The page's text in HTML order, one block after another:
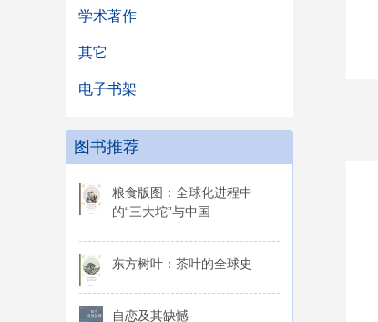
学术著作
其它
电子书架
图书推荐
粮食版图：全球化进程中
的“三大坨”与中国
东方树叶：茶叶的全球史
自恋及其缺憾